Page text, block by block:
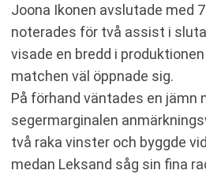
Joona Ikonen avslutade med
noterades för två assist i
visade en bredd i
matchen väl öppnade sig.
På förhand väntades en jämn
segermarginalen
två raka vinster och byggde
medan Leksand såg sin fina